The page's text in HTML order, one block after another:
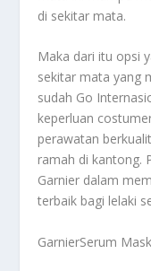
di sekitar mata.
Maka dari itu opsi
sekitar mata yang
sudah Go
keperluan
perawatan
ramah di kantong.
Garnier dalam
terbaik bagi lelaki
GarnierSerum